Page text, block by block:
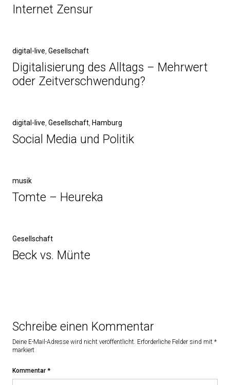
Internet Zensur
digital-live Gesellschaft
Digitalisierung des Alltags – Mehrwert
oder Zeitverschwendung?
digital-live Gesellschaft Hamburg
Social Media und Politik
musik
Tomte – Heureka
Gesellschaft
Beck vs. Münte
Schreibe einen Kommentar
Deine E-Mail-Adresse wird nicht veröffentlicht. Erforderliche Felder sind mit *
markiert
Kommentar *